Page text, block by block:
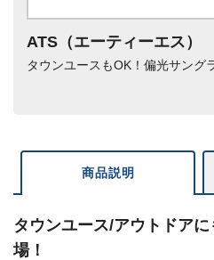
ATS（エーティーエス）
タウンユースもOK！偏光サング
商品説明
タウンユース/アウトドア
場！